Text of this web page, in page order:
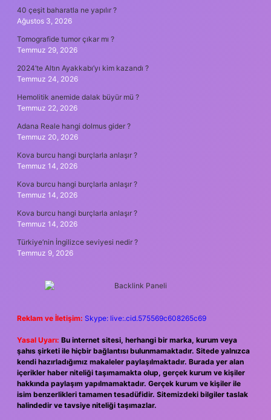
40 çeşit baharatla ne yapılır ?
Ağustos 3, 2026
Tomografide tumor çıkar mı ?
Temmuz 29, 2026
2024’te Altın Ayakkabı’yı kim kazandı ?
Temmuz 24, 2026
Hemolitik anemide dalak büyür mü ?
Temmuz 22, 2026
Adana Reale hangi dolmus gider ?
Temmuz 20, 2026
Kova burcu hangi burçlarla anlaşır ?
Temmuz 14, 2026
Kova burcu hangi burçlarla anlaşır ?
Temmuz 14, 2026
Kova burcu hangi burçlarla anlaşır ?
Temmuz 14, 2026
Türkiye’nin İngilizce seviyesi nedir ?
Temmuz 9, 2026
Reklam ve İletişim: Skype: live:.cid.575569c608265c69
Yasal Uyarı: Bu internet sitesi, herhangi bir marka, kurum veya
şahıs şirketi ile hiçbir bağlantısı bulunmamaktadır. Sitede yalnızca
kendi hazırladığımız makaleler paylaşılmaktadır. Burada yer alan
içerikler haber niteliği taşımamakta olup, gerçek kurum ve kişiler
hakkında paylaşım yapılmamaktadır. Gerçek kurum ve kişiler ile
isim benzerlikleri tamamen tesadüfidir. Sitemizdeki bilgiler taslak
halindedir ve tavsiye niteliği taşımazlar.